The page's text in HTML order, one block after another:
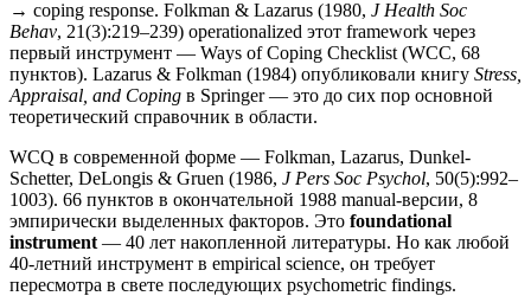
→ coping response. Folkman & Lazarus (1980, J Health Soc
Behav, 21(3):219–239) operationalized этот framework через
первый инструмент — Ways of Coping Checklist (WCC, 68
пунктов). Lazarus & Folkman (1984) опубликовали книгу Stress,
Appraisal, and Coping в Springer — это до сих пор основной
теоретический справочник в области.
WCQ в современной форме — Folkman, Lazarus, Dunkel-
Schetter, DeLongis & Gruen (1986, J Pers Soc Psychol, 50(5):992–
1003). 66 пунктов в окончательной 1988 manual-версии, 8
эмпирически выделенных факторов. Это foundational
instrument — 40 лет накопленной литературы. Но как любой
40-летний инструмент в empirical science, он требует
пересмотра в свете последующих psychometric findings.